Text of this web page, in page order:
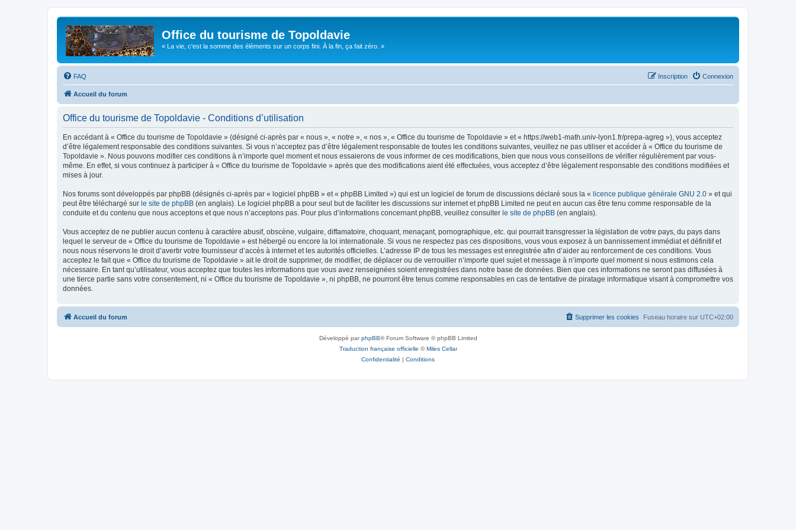
Office du tourisme de Topoldavie
« La vie, c'est la somme des éléments sur un corps fini. À la fin, ça fait zéro. »
FAQ Connexion
Inscription
Accueil du forum
Office du tourisme de Topoldavie - Conditions d’utilisation
En accédant à « Office du tourisme de Topoldavie » (désigné ci-après par « nous », « notre », « nos », « Office du tourisme de Topoldavie » et « https://web1-math.univ-lyon1.fr/prepa-agreg »), vous acceptez
d’être légalement responsable des conditions suivantes. Si vous n’acceptez pas d’être légalement responsable de toutes les conditions suivantes, veuillez ne pas utiliser et accéder à « Office du tourisme de
Topoldavie ». Nous pouvons modifier ces conditions à n’importe quel moment et nous essaierons de vous informer de ces modifications, bien que nous vous conseillons de vérifier régulièrement par vous-
même. En effet, si vous continuez à participer à « Office du tourisme de Topoldavie » après que des modifications aient été effectuées, vous acceptez d’être légalement responsable des conditions modifiées et
mises à jour.
Nos forums sont développés par phpBB (désignés ci-après par « logiciel phpBB » et « phpBB Limited ») qui est un logiciel de forum de discussions déclaré sous la « licence publique générale GNU 2.0 » et qui
peut être téléchargé sur le site de phpBB (en anglais). Le logiciel phpBB a pour seul but de faciliter les discussions sur internet et phpBB Limited ne peut en aucun cas être tenu comme responsable de la
conduite et du contenu que nous acceptons et que nous n’acceptons pas. Pour plus d’informations concernant phpBB, veuillez consulter le site de phpBB (en anglais).
Vous acceptez de ne publier aucun contenu à caractère abusif, obscène, vulgaire, diffamatoire, choquant, menaçant, pornographique, etc. qui pourrait transgresser la législation de votre pays, du pays dans
lequel le serveur de « Office du tourisme de Topoldavie » est hébergé ou encore la loi internationale. Si vous ne respectez pas ces dispositions, vous vous exposez à un bannissement immédiat et définitif et
nous nous réservons le droit d’avertir votre fournisseur d’accès à internet et les autorités officielles. L’adresse IP de tous les messages est enregistrée afin d’aider au renforcement de ces conditions. Vous
acceptez le fait que « Office du tourisme de Topoldavie » ait le droit de supprimer, de modifier, de déplacer ou de verrouiller n’importe quel sujet et message à n’importe quel moment si nous estimons cela
nécessaire. En tant qu’utilisateur, vous acceptez que toutes les informations que vous avez renseignées soient enregistrées dans notre base de données. Bien que ces informations ne seront pas diffusées à
une tierce partie sans votre consentement, ni « Office du tourisme de Topoldavie », ni phpBB, ne pourront être tenus comme responsables en cas de tentative de piratage informatique visant à compromettre vos
données.
Accueil du forum Fuseau horaire sur UTC+02:00
Supprimer les cookies
Développé parphpBB® Forum Software © phpBB Limited
Traduction française officielle ©Miles Cellar
Confidentialité | Conditions